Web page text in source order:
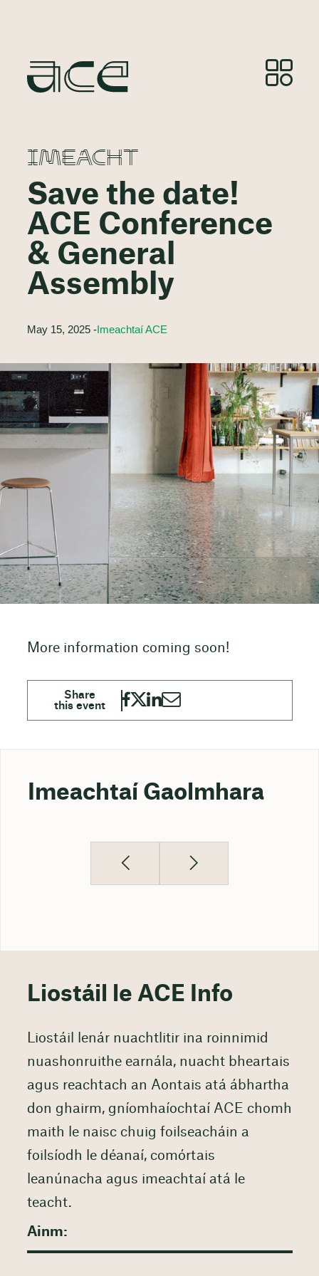
IMEACHT
Save the date!
ACE Conference
& General
Assembly
May 15, 2025 -Imeachtaí ACE
More information coming soon!
Imeachtaí Gaolmhara
Liostáil le ACE Info
Liostáil lenár nuachtlitir ina roinnimid
nuashonruithe earnála, nuacht bheartais
agus reachtach an Aontais atá ábhartha
don ghairm, gníomhaíochtaí ACE chomh
maith le naisc chuig foilseacháin a
foilsíodh le déanaí, comórtais
leanúnacha agus imeachtaí atá le
teacht.